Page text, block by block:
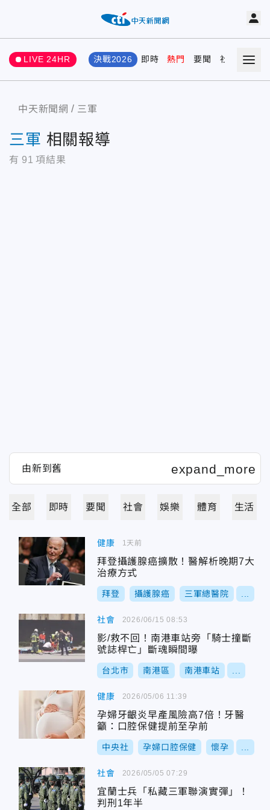
LIVE 24HR 決戰2026 即時 熱門 要聞 社會 娛樂
中天新聞網 三軍
三軍 相關報導
有 91 項結果
全部 即時 要聞 社會 娛樂 體育 生活
健康
拜登攝護腺癌擴散！醫解析晚期7大
治療方式
拜登 攝護腺癌 三軍總醫院
1天前
社會
影/救不回！南港車站旁「騎士撞斷
號誌桿亡」斷魂瞬間曝
台北市 南港區 南港車站
2026/06/15 08:53
健康
孕婦牙齦炎早產風險高7倍！牙醫
籲：口腔保健提前至孕前
中央社 孕婦口腔保健 懷孕
2026/05/06 11:39
社會
宜蘭士兵「私藏三軍聯演實彈」！
判刑1年半
2026/05/05 07:29